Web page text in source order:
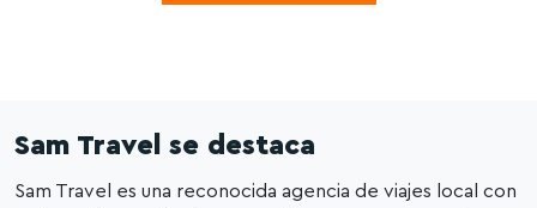
Sam Travel se destaca
Sam Travel es una reconocida agencia de viajes local con